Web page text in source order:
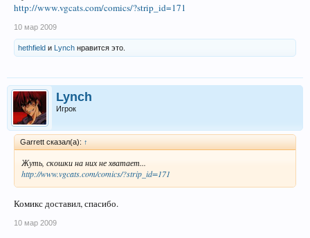
http://www.vgcats.com/comics/?strip_id=171
10 мар 2009
hethfield и Lynch нравится это.
Lynch
Игрок
Garrett сказал(а): ↑
Жуть, скошки на них не хватает...
http://www.vgcats.com/comics/?strip_id=171
Комикс доставил, спасибо.
10 мар 2009